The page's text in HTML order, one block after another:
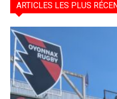
ARTICLES LES PLUS